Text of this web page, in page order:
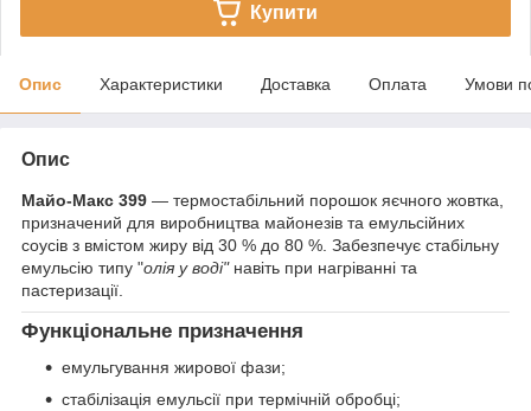
Купити
Опис Характеристики Доставка Оплата Умови
Опис
Майо-Макс 399 — термостабільний порошок яєчного жовтка,
призначений для виробництва майонезів та емульсійних
соусів з вмістом жиру від 30 % до 80 %. Забезпечує стабільну
емульсію типу "олія у воді"навіть при нагріванні та
пастеризації.
Функціональне призначення
емульгування жирової фази;
стабілізація емульсії при термічній обробці;